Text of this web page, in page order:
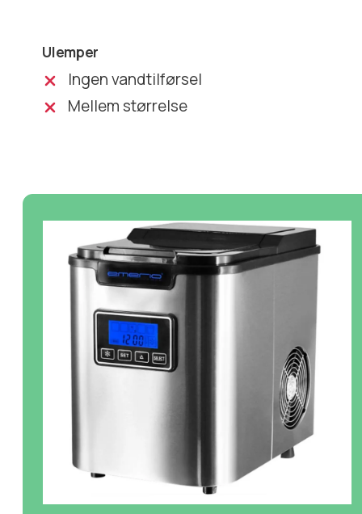
Ulemper
Ingen vandtilførsel
Mellem størrelse